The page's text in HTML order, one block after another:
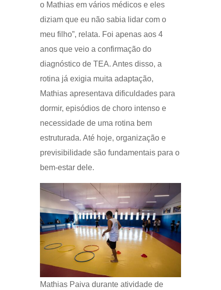
o Mathias em vários médicos e eles
diziam que eu não sabia lidar com o
meu filho”, relata. Foi apenas aos 4
anos que veio a confirmação do
diagnóstico de TEA. Antes disso, a
rotina já exigia muita adaptação,
Mathias apresentava dificuldades para
dormir, episódios de choro intenso e
necessidade de uma rotina bem
estruturada. Até hoje, organização e
previsibilidade são fundamentais para o
bem-estar dele.
Mathias Paiva durante atividade de